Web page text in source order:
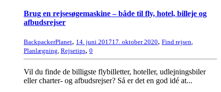
Brug en rejsesøgemaskine – både til fly, hotel, billeje og
afbudsrejser
BackpackerPlanet, 14. juni 201717. oktober 2020, Find rejsen
Planlægning Rejsetips, 0
Vil du finde de billigste flybilletter, hoteller, udlejningsbiler
eller charter- og afbudsrejser? Så er det en god idé at...